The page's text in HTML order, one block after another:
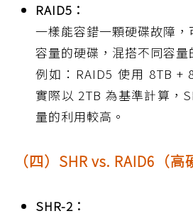
RAID5：
一樣能容錯一顆硬碟故障
容量的硬碟，混搭不同容量
例如：RAID5 使用 8TB +
實際以 2TB 為基準計算，
量的利用較高。
（四）SHR vs. RAID6（高
SHR-2：